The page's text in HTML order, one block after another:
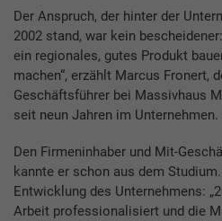
Der Anspruch, der hinter der
2002 stand, war kein
ein regionales, gutes Produkt
machen“, erzählt Marcus Fronert,
Geschäftsführer bei Massivhaus
seit neun Jahren im Unternehmen.
Den Firmeninhaber und Mit-
kannte er schon aus dem
Entwicklung des Unternehmens:
Arbeit professionalisiert und die